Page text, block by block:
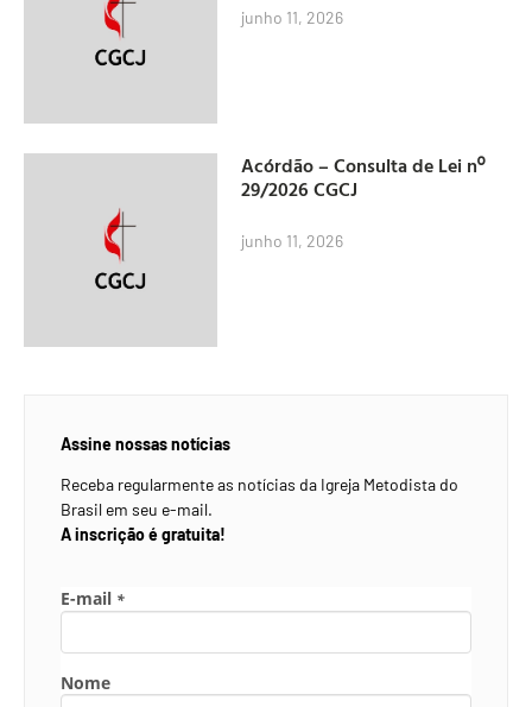
junho 11, 2026
Acórdão – Consulta de Lei nº
29/2026 CGCJ
junho 11, 2026
Assine nossas notícias
Receba regularmente as notícias da Igreja Metodista do
Brasil em seu e-mail.
A inscrição é gratuita!